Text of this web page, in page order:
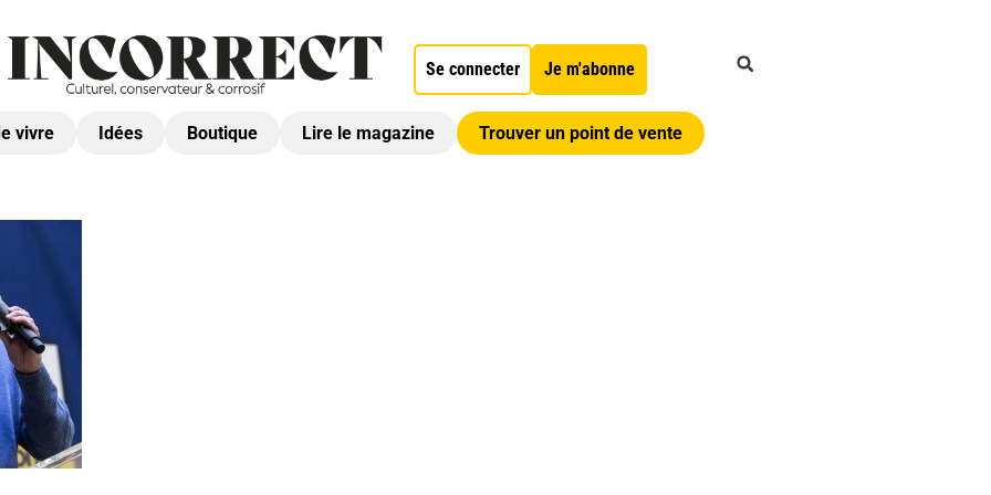
Se connecter Je m'abonne
vivre Idées Boutique Lire le magazine Trouver un point de vente